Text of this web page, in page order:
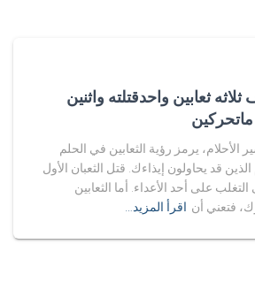
ثعابين واحدقتلته واثنين
يرمز رؤية الثعابين في الحلم
قد يحاولون إيذاءك. قتل الثعبان الأول
على أحد الأعداء. أما الثعابين
فتعني أن اقرأ المزيد…